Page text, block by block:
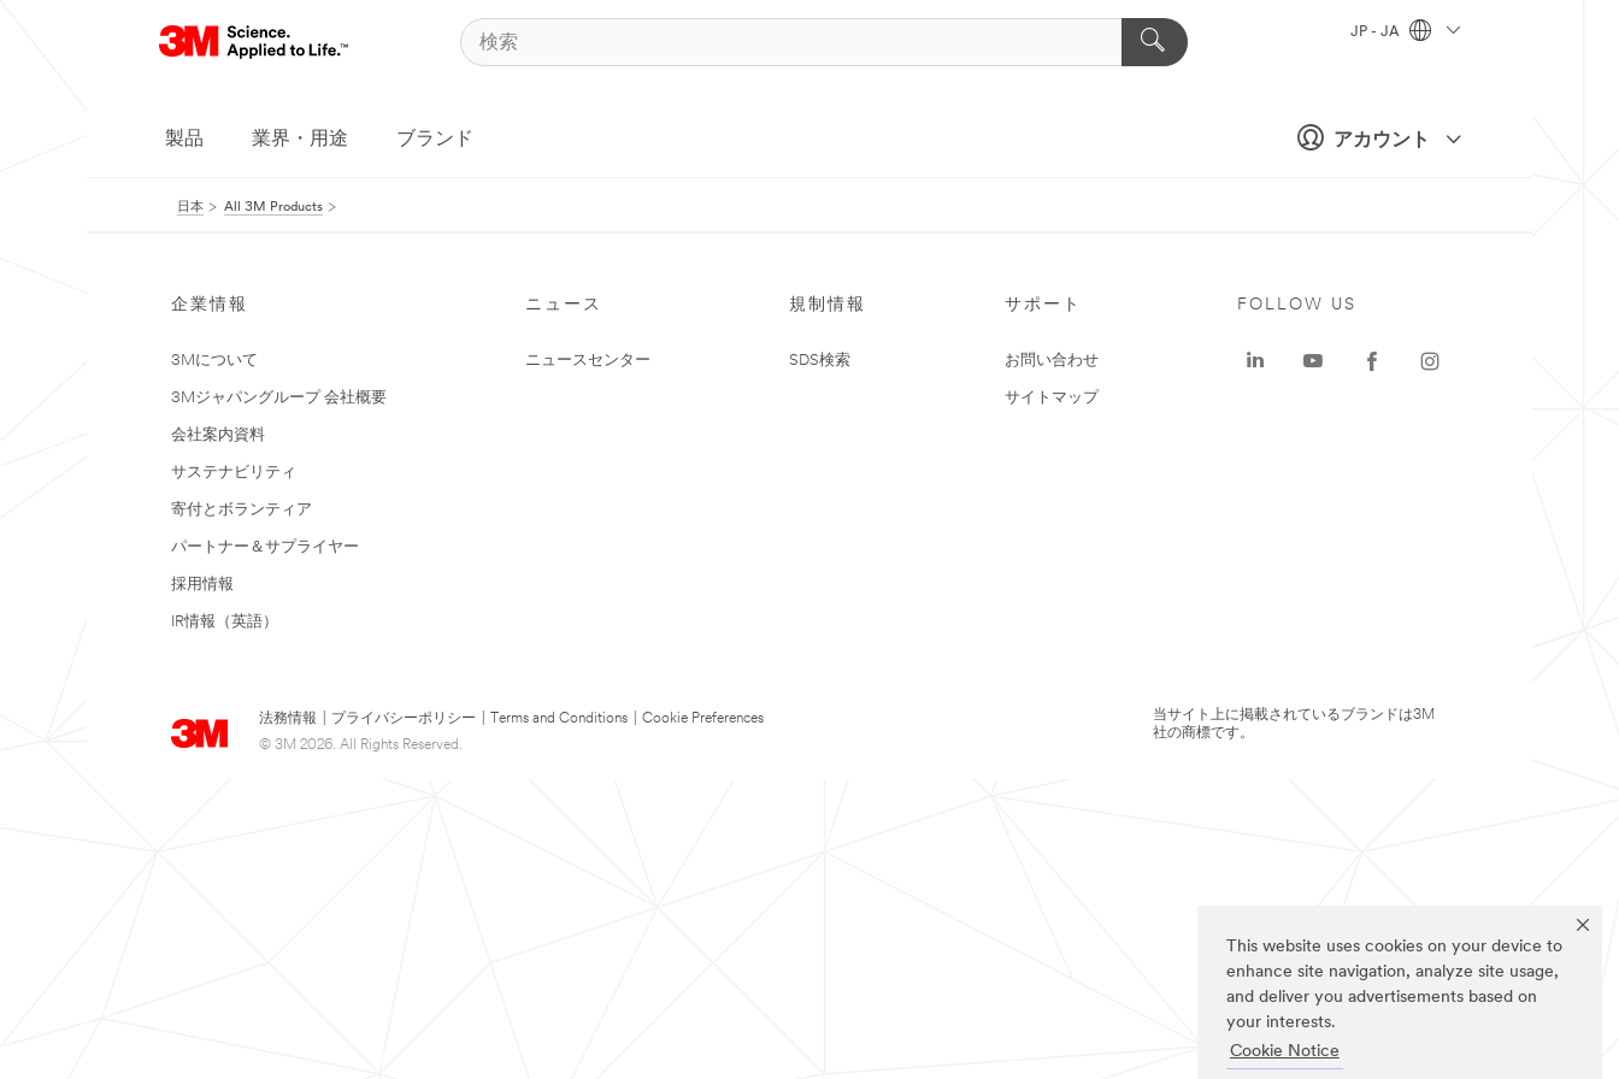
This website uses cookies on your device to
enhance site navigation, analyze site usage,
and deliver you advertisements based on
your interests.
Cookie Notice
アカウント
JP - JA
製品 業界・用途 ブランド
日本 All 3M Products
企業情報
3Mについて
3Mジャパングループ 会社概要
会社案内資料
サステナビリティ
寄付とボランティア
パートナー＆サプライヤー
採用情報
IR情報（英語）
ニュース
ニュースセンター
規制情報
SDS検索
サポート
お問い合わせ
サイトマップ
法務情報 プライバシーポリシー Terms and Conditions
Cookie Preferences
© 3M 2026. All Rights Reserved.
FOLLOW US
当サイト上に掲載されているブランドは3M
社の商標です。